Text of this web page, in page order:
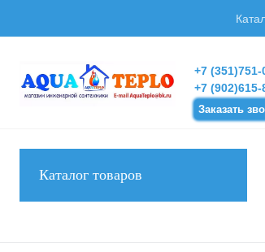
+7 (351)751-
+7 (902)615-
Заказать
Каталог товаров